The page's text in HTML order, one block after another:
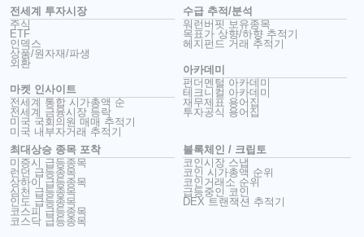
전세계 투자시장
주식
ETF
인덱스
상품/원자재/파생
외환
마켓 인사이트
전세계 통합 시가총액 순
전세계 금융시장 등락
미국 국회의원 매매 추적기
미국 내부자거래 추적기
수급 추적/분석
워런버핏 보유종목
목표가 상향/하향 추적기
헤지펀드 거래 추적기
아카데미
펀더멘털 아카데미
테크니컬 아카데미
재무제표 용어집
투자공식 용어집
최대상승 종목 포착
미증시 급등종목
런던 급등종목
상하이 급등종목
심천 급등종목
인도 급등종목
코스피 급등종목
코스닥 급등종목
블록체인 / 크립토
코인시장 스냅
코인 시가총액 순위
코인거래소 순위
급등중인 코인
DEX 트랜잭션 추적기